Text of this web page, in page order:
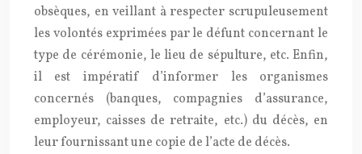
obsèques, en veillant à respecter scrupuleusement
les volontés exprimées par le défunt concernant le
type de cérémonie, le lieu de sépulture, etc. Enfin,
il est impératif d’informer les organismes
concernés (banques, compagnies d’assurance,
employeur, caisses de retraite, etc.) du décès, en
leur fournissant une copie de l’acte de décès.